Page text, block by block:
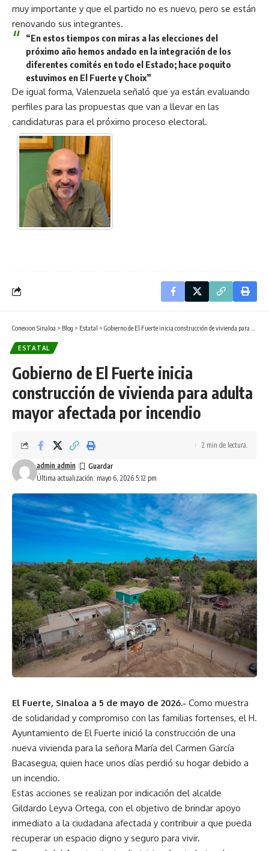
muy importante y que el partido no es nuevo, pero se están
renovando sus integrantes.
“En estos tiempos con miras a las elecciones del
próximo año hemos andado en la integración de los
diferentes comités en todo el Estado; hace poquito
estuvimos en El Fuerte y Choix”
De igual forma, Valenzuela señaló que ya están evaluando
perfiles para las propuestas que van a llevar en las
candidaturas para el próximo proceso electoral.
Conexion Sinaloa > Blog > Estatal > Gobierno de El Fuerte inicia construcción de vivienda para adulta mayor afectada por incendio
ESTATAL
Gobierno de El Fuerte inicia
construcción de vivienda para adulta
mayor afectada por incendio
Última actualización: mayo 6, 2026 5:12 pm
admin admin
2 min de lectura.
El Fuerte, Sinaloa a 5 de mayo de 2026.- Como muestra
de solidaridad y compromiso con las familias fortenses, el H.
Ayuntamiento de El Fuerte inició la construcción de una
nueva vivienda para la señora María del Carmen García
Bacasegua, quien hace unos días perdió su hogar debido a
un incendio.
Estas acciones se realizan por indicación del alcalde
Gildardo Leyva Ortega, con el objetivo de brindar apoyo
inmediato a la ciudadana afectada y contribuir a que pueda
recuperar un espacio digno y seguro para vivir.